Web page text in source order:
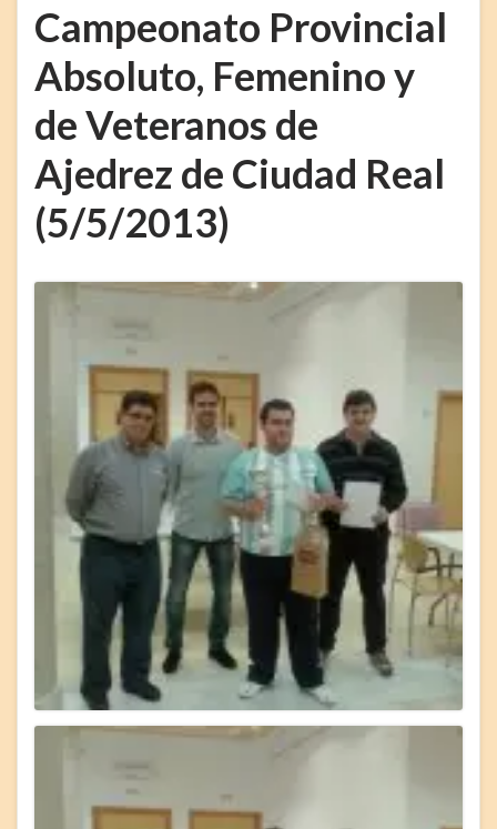
Campeonato Provincial
Absoluto, Femenino y
de Veteranos de
Ajedrez de Ciudad Real
(5/5/2013)